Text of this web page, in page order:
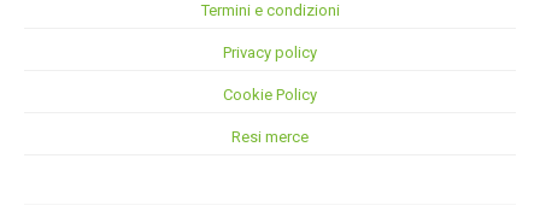
Termini e condizioni
Privacy policy
Cookie Policy
Resi merce